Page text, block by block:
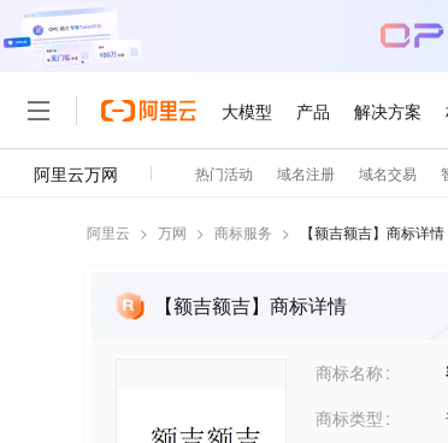
阿里云 > 万网 > 商标服务 > 【额吉额吉】商标详情
【额吉额吉】商标详情
商标名称
商标类型